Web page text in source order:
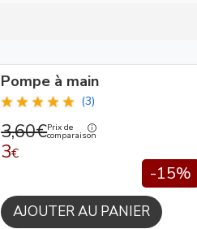
Pompe à main
(3)
3,60€Prix de
comparaison
3€
-15%
AJOUTER AU PANIER